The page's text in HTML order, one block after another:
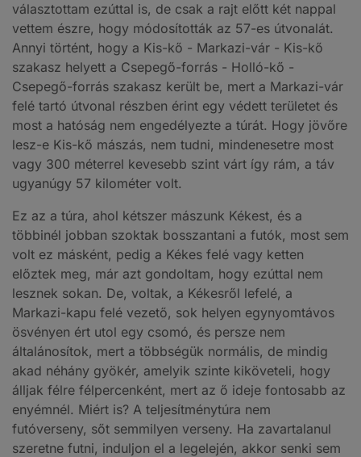
választottam ezúttal is, de csak a rajt előtt két nappal
vettem észre, hogy módosították az 57-es útvonalát.
Annyi történt, hogy a Kis-kő - Markazi-vár - Kis-kő
szakasz helyett a Csepegő-forrás - Holló-kő -
Csepegő-forrás szakasz került be, mert a Markazi-vár
felé tartó útvonal részben érint egy védett területet és
most a hatóság nem engedélyezte a túrát. Hogy jövőre
lesz-e Kis-kő mászás, nem tudni, mindenesetre most
vagy 300 méterrel kevesebb szint várt így rám, a táv
ugyanúgy 57 kilométer volt.
Ez az a túra, ahol kétszer mászunk Kékest, és a
többinél jobban szoktak bosszantani a futók, most sem
volt ez másként, pedig a Kékes felé vagy ketten
előztek meg, már azt gondoltam, hogy ezúttal nem
lesznek sokan. De, voltak, a Kékesről lefelé, a
Markazi-kapu felé vezető, sok helyen egynyomtávos
ösvényen ért utol egy csomó, és persze nem
általánosítok, mert a többségük normális, de mindig
akad néhány gyökér, amelyik szinte kiköveteli, hogy
álljak félre félpercenként, mert az ő ideje fontosabb az
enyémnél. Miért is? A teljesítménytúra nem
futóverseny, sőt semmilyen verseny. Ha zavartalanul
szeretne futni, induljon el a legelején, akkor senki sem